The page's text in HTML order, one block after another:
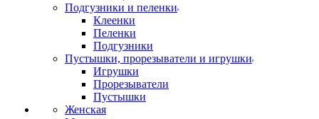
Подгузники и пеленки
Клеенки
Пеленки
Подгузники
Пустышки, прорезыватели и игрушки
Игрушки
Прорезыватели
Пустышки
Женская